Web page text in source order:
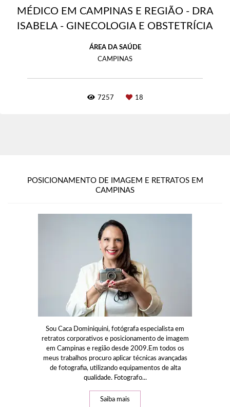
MÉDICO EM CAMPINAS E REGIÃO - DRA
ISABELA - GINECOLOGIA E OBSTETRÍCIA
ÁREA DA SAÚDE
CAMPINAS
7257 18
POSICIONAMENTO DE IMAGEM E RETRATOS EM
CAMPINAS
Sou Caca Dominiquini, fotógrafa especialista em
retratos corporativos e posicionamento de imagem
em Campinas e região desde 2009.Em todos os
meus trabalhos procuro aplicar técnicas avançadas
de fotografia, utilizando equipamentos de alta
qualidade. Fotografo...
Saiba mais